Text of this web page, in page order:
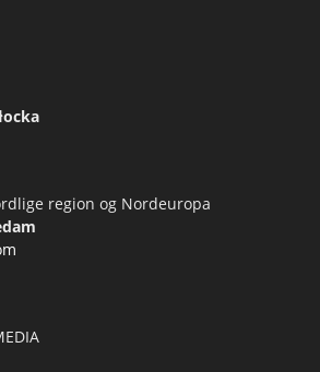
region og Nordeuropa